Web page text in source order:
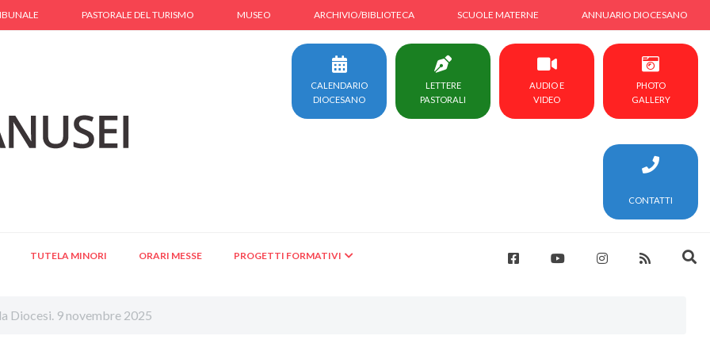
PASTORALE DEL TURISMO MUSEO ARCHIVIO/BIBLIOTECA SCUOLE MATERNE ANNUARIO DIOCESANO
CALENDARIO
DIOCESANO
LETTERE
PASTORALI
AUDIO E
VIDEO
PHOTO
GALLERY
CONTATTI
TUTELA MINORI ORARI MESSE PROGETTI FORMATIVI
Diocesi. 9 novembre 2025